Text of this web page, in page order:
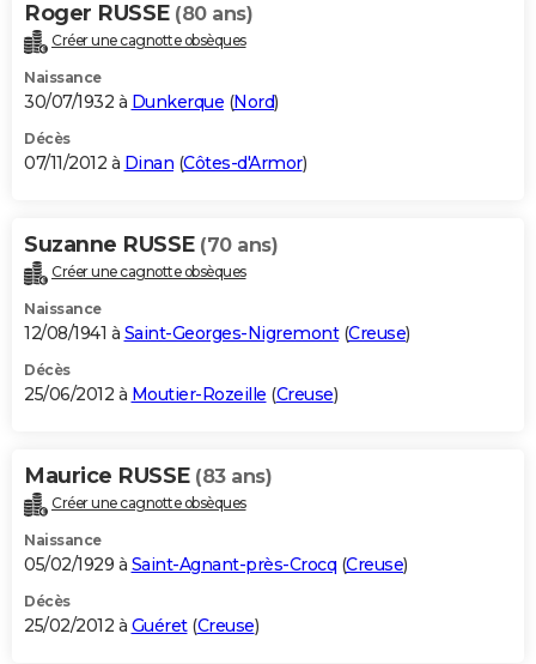
Roger RUSSE (80 ans)
Créer une cagnotte obsèques
Naissance
30/07/1932 à Dunkerque (Nord)
Décès
07/11/2012 à Dinan (Côtes-d'Armor)
Suzanne RUSSE (70 ans)
Créer une cagnotte obsèques
Naissance
12/08/1941 à Saint-Georges-Nigremont(Creuse)
Décès
25/06/2012 à Moutier-Rozeille (Creuse)
Maurice RUSSE (83 ans)
Créer une cagnotte obsèques
Naissance
05/02/1929 à Saint-Agnant-près-Crocq (Creuse)
Décès
25/02/2012 à Guéret(Creuse)